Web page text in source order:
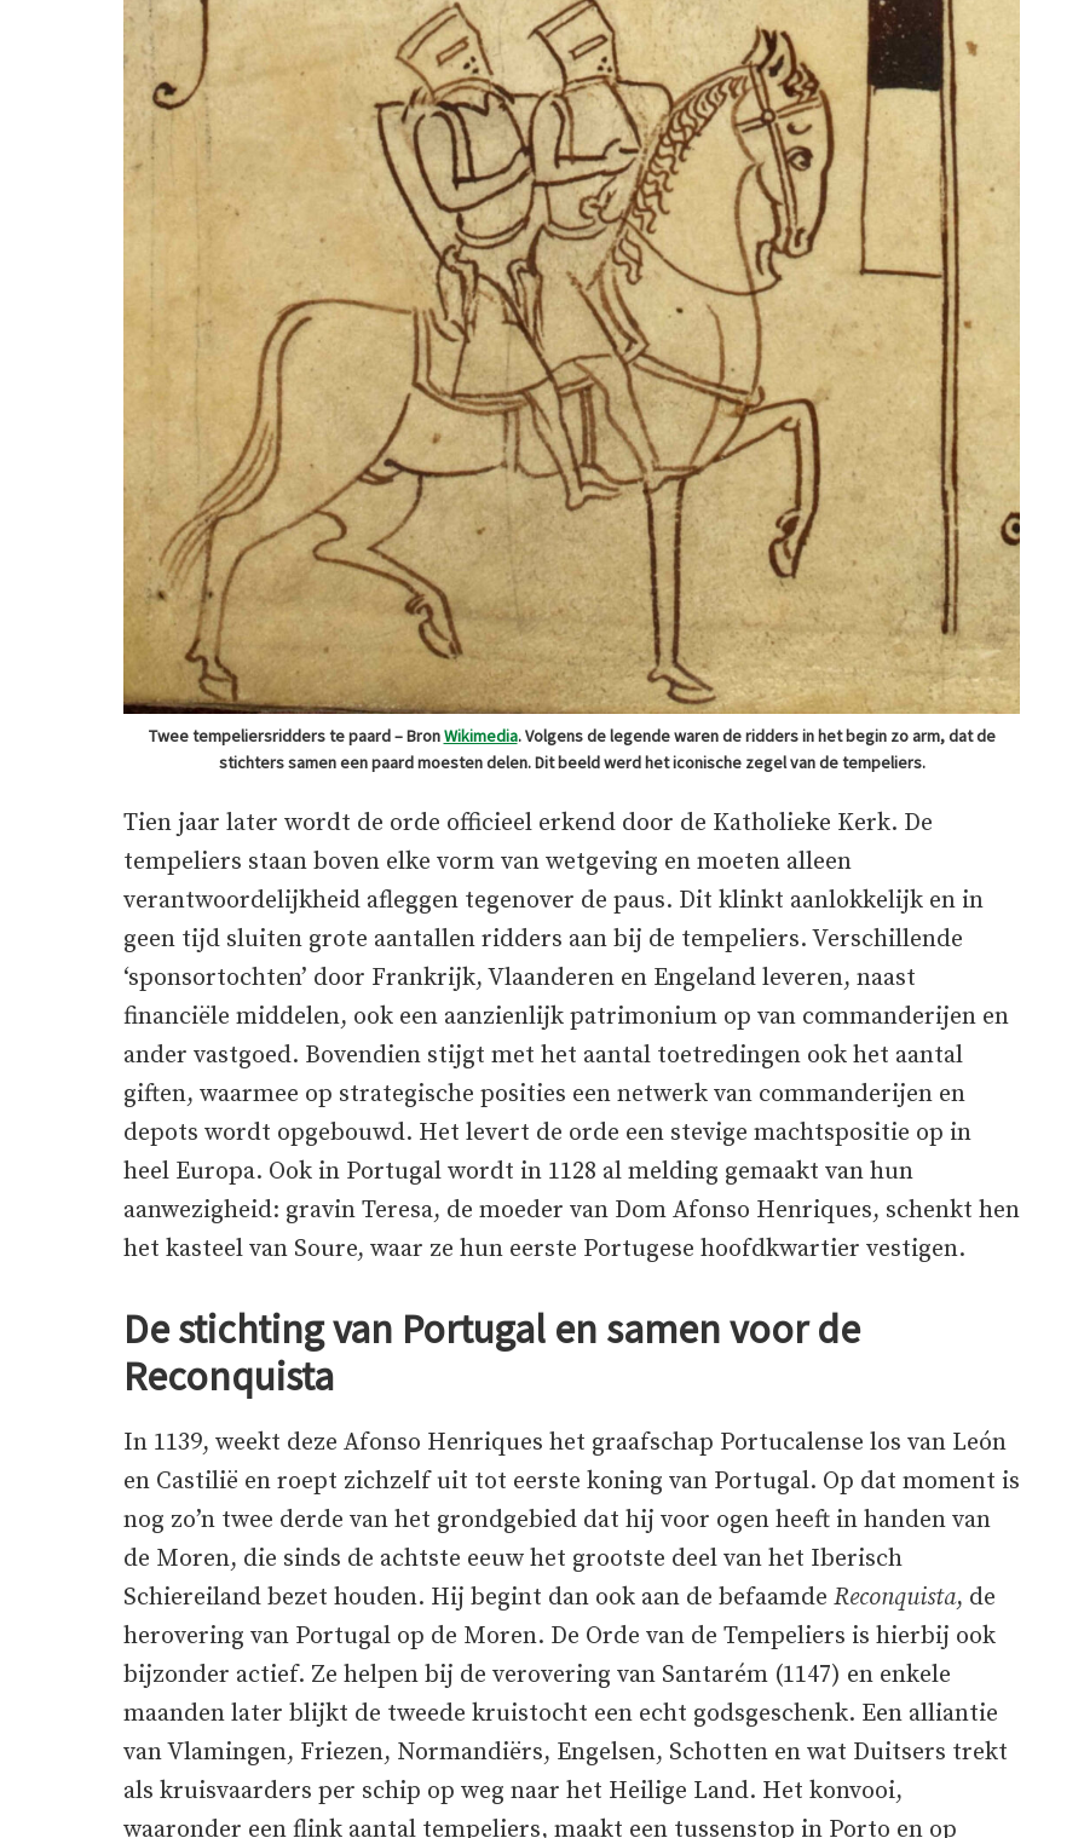
Twee tempeliersridders te paard – BronWikimedia. Volgens de legende waren de ridders in het begin zo arm, dat de
stichters samen een paard moesten delen. Dit beeld werd het iconische zegel van de tempeliers.
Tien jaar later wordt de orde officieel erkend door de Katholieke Kerk. De
tempeliers staan boven elke vorm van wetgeving en moeten alleen
verantwoordelijkheid afleggen tegenover de paus. Dit klinkt aanlokkelijk en in
geen tijd sluiten grote aantallen ridders aan bij de tempeliers. Verschillende
‘sponsortochten’ door Frankrijk, Vlaanderen en Engeland leveren, naast
financiële middelen, ook een aanzienlijk patrimonium op van commanderijen en
ander vastgoed. Bovendien stijgt met het aantal toetredingen ook het aantal
giften, waarmee op strategische posities een netwerk van commanderijen en
depots wordt opgebouwd. Het levert de orde een stevige machtspositie op in
heel Europa. Ook in Portugal wordt in 1128 al melding gemaakt van hun
aanwezigheid: gravin Teresa, de moeder van Dom Afonso Henriques, schenkt hen
het kasteel van Soure, waar ze hun eerste Portugese hoofdkwartier vestigen.
De stichting van Portugal en samen voor de
Reconquista
In 1139, weekt deze Afonso Henriques het graafschap Portucalense los van León
en Castilië en roept zichzelf uit tot eerste koning van Portugal. Op dat moment is
nog zo’n twee derde van het grondgebied dat hij voor ogen heeft in handen van
de Moren, die sinds de achtste eeuw het grootste deel van het Iberisch
Schiereiland bezet houden. Hij begint dan ook aan de befaamde Reconquista, de
herovering van Portugal op de Moren. De Orde van de Tempeliers is hierbij ook
bijzonder actief. Ze helpen bij de verovering van Santarém (1147) en enkele
maanden later blijkt de tweede kruistocht een echt godsgeschenk. Een alliantie
van Vlamingen, Friezen, Normandiërs, Engelsen, Schotten en wat Duitsers trekt
als kruisvaarders per schip op weg naar het Heilige Land. Het konvooi,
waaronder een flink aantal tempeliers, maakt een tussenstop in Porto en op